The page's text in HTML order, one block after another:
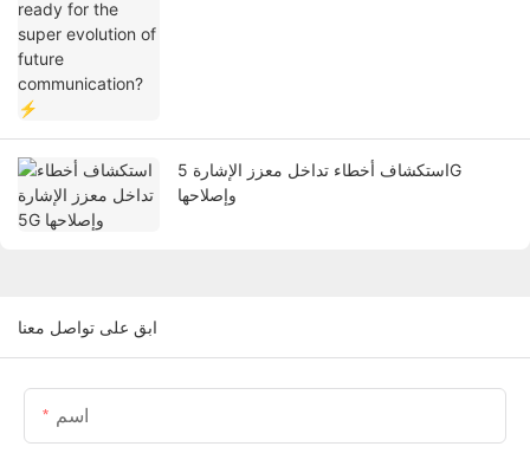
استكشاف أخطاء تداخل معزز الإشارة 5G
وإصلاحها
ابق على تواصل معنا
اسم